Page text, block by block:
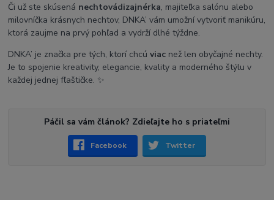
Či už ste skúsená nechtovádizajnérka, majiteľka salónu alebo
milovníčka krásnych nechtov, DNKA’ vám umožní vytvoriť manikúru,
ktorá zaujme na prvý pohľad a vydrží dlhé týždne.
DNKA’ je značka pre tých, ktorí chcúviac než len obyčajné nechty.
Je to spojenie kreativity, elegancie, kvality a moderného štýlu v
každej jednej fľaštičke. ✨
Páčil sa vám článok? Zdieľajte ho s priateľmi
Facebook Twitter